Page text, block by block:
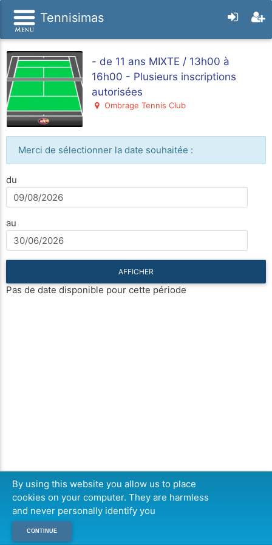
Tennisimas
- de 11 ans MIXTE / 13h00 à
16h00 - Plusieurs inscriptions
autorisées
Ombrage Tennis Club
Merci de sélectionner la date souhaitée :
du
au
AFFICHER
Pas de date disponible pour cette période
By using this website you allow us to place
cookies on your computer. They are harmless
and never personally identify you
CONTINUE